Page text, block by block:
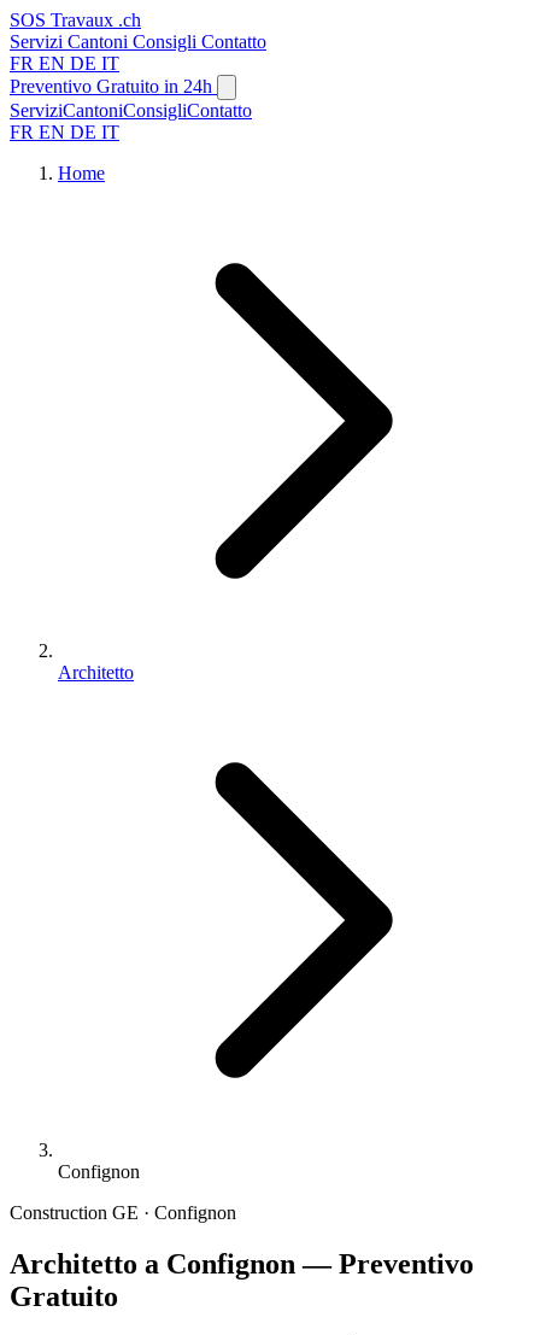
SOS Travaux .ch
Servizi Cantoni Consigli Contatto
FR EN DE IT
Preventivo Gratuito in 24h
ServiziCantoniConsigliContatto
FR EN DE IT
Home
Architetto
Confignon
Construction GE · Confignon
Architetto a Confignon — Preventivo
Gratuito